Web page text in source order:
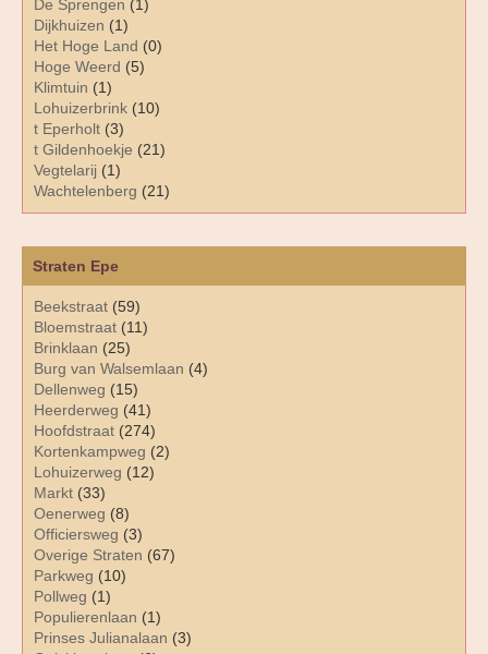
Straten Epe
Beekstraat (59)
Bloemstraat (11)
Brinklaan (25)
Burg van Walsemlaan (4)
Dellenweg (15)
Heerderweg (41)
Hoofdstraat (274)
Kortenkampweg (2)
Lohuizerweg (12)
Markt (33)
Oenerweg (8)
Officiersweg (3)
Overige Straten (67)
Parkweg (10)
Pollweg (1)
Populierenlaan (1)
Prinses Julianalaan (3)
De Sprengen (1)
Dijkhuizen (1)
Het Hoge Land (0)
Hoge Weerd (5)
Klimtuin (1)
Lohuizerbrink (10)
t Eperholt (3)
t Gildenhoekje (21)
Vegtelarij (1)
Wachtelenberg (21)